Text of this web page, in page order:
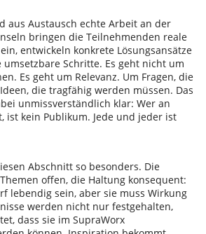
aus Austausch echte Arbeit an der
bringen die Teilnehmenden reale
entwickeln konkrete Lösungsansätze
Schritte. Es geht nicht um
Es geht um Relevanz. Um Fragen, die
die tragfähig werden müssen. Das
unmissverständlich klar: Wer an
ist kein Publikum. Jede und jeder ist
Abschnitt so besonders. Die
offen, die Haltung konsequent:
lebendig sein, aber sie muss Wirkung
werden nicht nur festgehalten,
dass sie im SupraWorx